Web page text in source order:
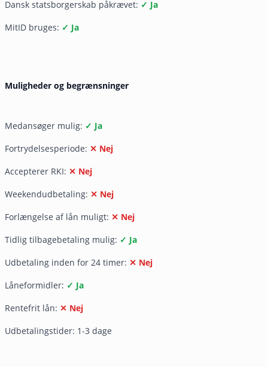
Dansk statsborgerskab påkrævet: ✓ Ja
MitID bruges: ✓ Ja
Muligheder og begrænsninger
Medansøger mulig: ✓ Ja
Fortrydelsesperiode: ✕ Nej
Accepterer RKI: ✕ Nej
Weekendudbetaling: ✕ Nej
Forlængelse af lån muligt: ✕ Nej
Tidlig tilbagebetaling mulig: ✓ Ja
Udbetaling inden for 24 timer: ✕ Nej
Låneformidler: ✓ Ja
Rentefrit lån: ✕ Nej
Udbetalingstider: 1-3 dage